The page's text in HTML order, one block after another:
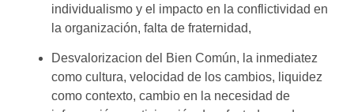
individualismo y el impacto en la conflictividad en
la organización, falta de fraternidad,
Desvalorizacion del Bien Común, la inmediatez
como cultura, velocidad de los cambios, liquidez
como contexto, cambio en la necesidad de